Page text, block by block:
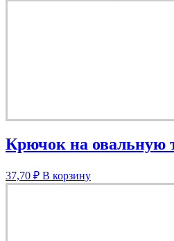
Крючок на овальную
37,70 ₽ В корзину